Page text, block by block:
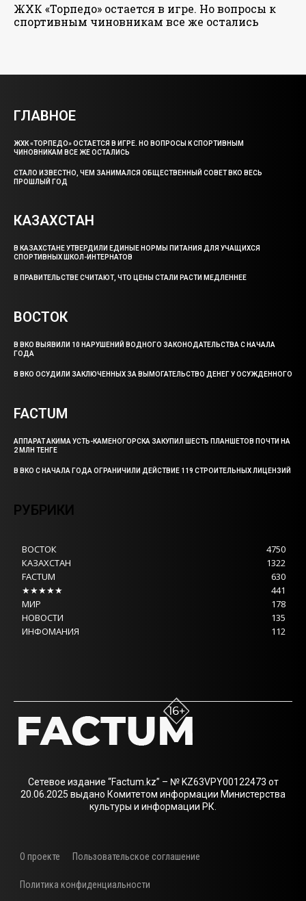
ЖХК «Торпедо» остается в игре. Но вопросы к
спортивным чиновникам все же остались
ГЛАВНОЕ
ЖХК «ТОРПЕДО» ОСТАЕТСЯ В ИГРЕ. НО ВОПРОСЫ К СПОРТИВНЫМ
ЧИНОВНИКАМ ВСЕ ЖЕ ОСТАЛИСЬ
СТАЛО ИЗВЕСТНО, ЧЕМ ЗАНИМАЛСЯ ОБЩЕСТВЕННЫЙ СОВЕТ ВКО ВЕСЬ
ПРОШЛЫЙ ГОД
КАЗАХСТАН
В КАЗАХСТАНЕ УТВЕРДИЛИ ЕДИНЫЕ НОРМЫ ПИТАНИЯ ДЛЯ УЧАЩИХСЯ
СПОРТИВНЫХ ШКОЛ-ИНТЕРНАТОВ
В ПРАВИТЕЛЬСТВЕ СЧИТАЮТ, ЧТО ЦЕНЫ СТАЛИ РАСТИ МЕДЛЕННЕЕ
ВОСТОК
В ВКО ВЫЯВИЛИ 10 НАРУШЕНИЙ ВОДНОГО ЗАКОНОДАТЕЛЬСТВА С НАЧАЛА
ГОДА
В ВКО ОСУДИЛИ ЗАКЛЮЧЕННЫХ ЗА ВЫМОГАТЕЛЬСТВО ДЕНЕГ У ОСУЖДЕННОГО
FACTUM
АППАРАТ АКИМА УСТЬ-КАМЕНОГОРСКА ЗАКУПИЛ ШЕСТЬ ПЛАНШЕТОВ ПОЧТИ НА
2 МЛН ТЕНГЕ
В ВКО С НАЧАЛА ГОДА ОГРАНИЧИЛИ ДЕЙСТВИЕ 119 СТРОИТЕЛЬНЫХ ЛИЦЕНЗИЙ
РУБРИКИ
ВОСТОК
4750
КАЗАХСТАН
1322
FACTUM
630
★★★★★
441
МИР
178
НОВОСТИ
135
ИНФОМАНИЯ
112
Сетевое издание “Factum.kz” – № KZ63VPY00122473 от
20.06.2025 выдано Комитетом информации Министерства
культуры и информации РК.
О проекте Пользовательское соглашение
Политика конфиденциальности